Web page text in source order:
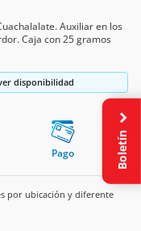
Auxiliar en los
Caja con 25 gramos
disponibilidad
Pago
por ubicación y diferente
Boletín